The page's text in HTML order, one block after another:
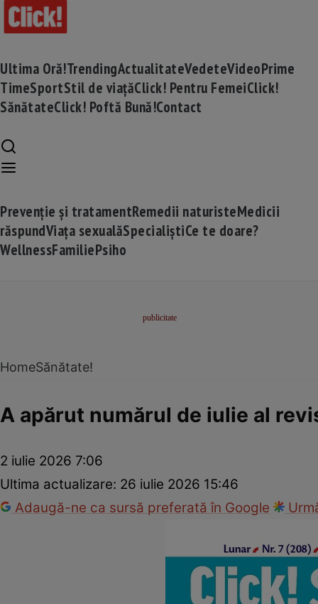
Ultima Oră!TrendingActualitateVedeteVideoPrime
TimeSportStil de viațăClick! Pentru FemeiClick!
SănătateClick! Poftă Bună!Contact
Prevenție și tratamentRemedii naturisteMedicii
răspundViața sexualăSpecialiștiCe te doare?
WellnessFamiliePsiho
HomeSănătate!
A apărut numărul de iulie al
2 iulie 2026 7:06
Ultima actualizare: 26 iulie 2026 15:46
Adaugă-ne ca sursă preferată în Google